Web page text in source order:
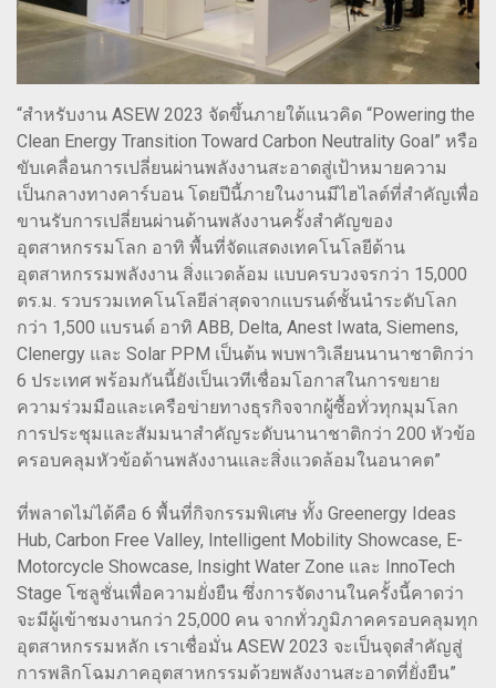
“สำหรับงาน ASEW 2023 จัดขึ้นภายใต้แนวคิด “Powering the
Clean Energy Transition Toward Carbon Neutrality Goal” หรือ
ขับเคลื่อนการเปลี่ยนผ่านพลังงานสะอาดสู่เป้าหมายความ
เป็นกลางทางคาร์บอน โดยปีนี้ภายในงานมีไฮไลต์ที่สำคัญเพื่อ
ขานรับการเปลี่ยนผ่านด้านพลังงานครั้งสำคัญของ
อุตสาหกรรมโลก อาทิ พื้นที่จัดแสดงเทคโนโลยีด้าน
อุตสาหกรรมพลังงาน สิ่งแวดล้อม แบบครบวงจรกว่า 15,000
ตร.ม. รวบรวมเทคโนโลยีล่าสุดจากแบรนด์ชั้นนำระดับโลก
กว่า 1,500 แบรนด์ อาทิ ABB, Delta, Anest Iwata, Siemens,
Clenergy และ Solar PPM เป็นต้น พบพาวิเลียนนานาชาติกว่า
6 ประเทศ พร้อมกันนี้ยังเป็นเวทีเชื่อมโอกาสในการขยาย
ความร่วมมือและเครือข่ายทางธุรกิจจากผู้ซื้อทั่วทุกมุมโลก
การประชุมและสัมมนาสำคัญระดับนานาชาติกว่า 200 หัวข้อ
ครอบคลุมหัวข้อด้านพลังงานและสิ่งแวดล้อมในอนาคต”
ที่พลาดไม่ได้คือ 6 พื้นที่กิจกรรมพิเศษ ทั้ง Greenergy Ideas
Hub, Carbon Free Valley, Intelligent Mobility Showcase, E-
Motorcycle Showcase, Insight Water Zone และ InnoTech
Stage โซลูชั่นเพื่อความยั่งยืน ซึ่งการจัดงานในครั้งนี้คาดว่า
จะมีผู้เข้าชมงานกว่า 25,000 คน จากทั่วภูมิภาคครอบคลุมทุก
อุตสาหกรรมหลัก เราเชื่อมั่น ASEW 2023 จะเป็นจุดสำคัญสู่
การพลิกโฉมภาคอุตสาหกรรมด้วยพลังงานสะอาดที่ยั่งยืน”